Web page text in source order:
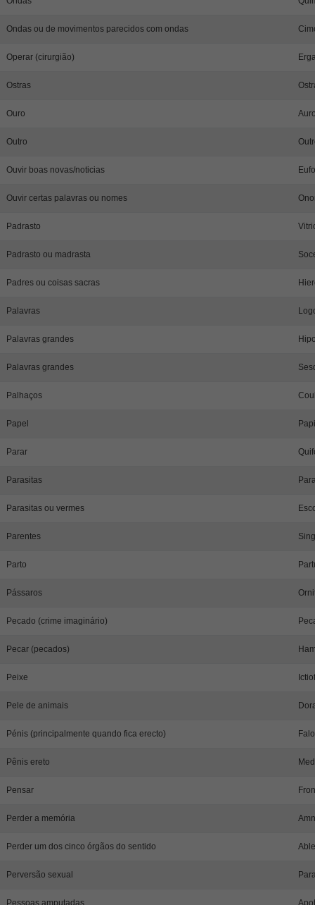
Ondas ou de movimentos parecidos com ondas
Operar (cirurgião)
Ostras
Ouro
Outro
Ouvir boas novas/noticias
Ouvir certas palavras ou nomes
Padrasto
Padrasto ou madrasta
Padres ou coisas sacras
Palavras
Palavras grandes
Palavras grandes
Palhaços
Papel
Parar
Parasitas
Parasitas ou vermes
Parentes
Parto
Pássaros
Pecado (crime imaginário)
Pecar (pecados)
Peixe
Pele de animais
Pénis (principalmente quando fica erecto)
Pênis ereto
Pensar
Perder a memória
Perder um dos cinco órgãos do sentido
Perversão sexual
Pessoas amputadas